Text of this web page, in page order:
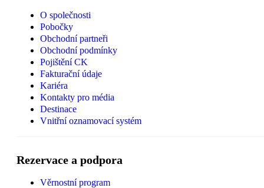
O společnosti
Pobočky
Obchodní partneři
Obchodní podmínky
Pojištění CK
Fakturační údaje
Kariéra
Kontakty pro média
Destinace
Vnitřní oznamovací systém
Rezervace a podpora
Věrnostní program